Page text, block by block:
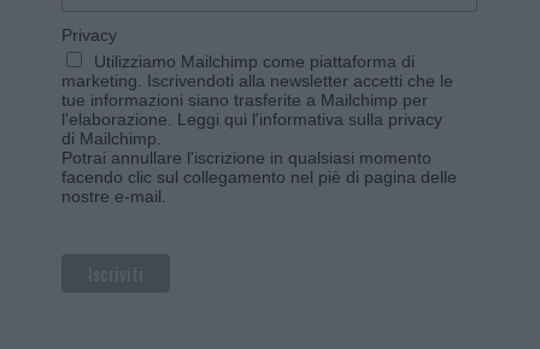
Privacy
Utilizziamo Mailchimp come piattaforma di
marketing. Iscrivendoti alla newsletter accetti che le
tue informazioni siano trasferite a Mailchimp per
l'elaborazione. Leggi qui l'informativa sulla privacy
di Mailchimp
Potrai annullare l'iscrizione in qualsiasi momento
facendo clic sul collegamento nel piè di pagina delle
nostre e-mail.